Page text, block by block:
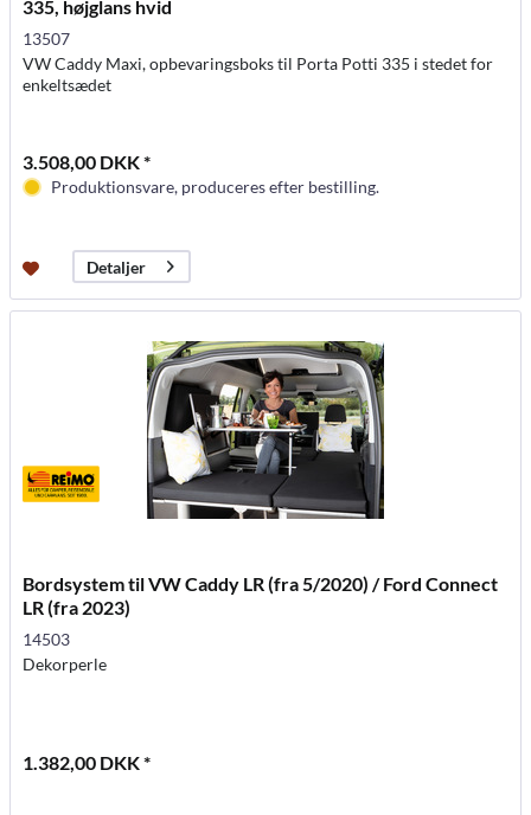
335, højglans hvid
13507
VW Caddy Maxi, opbevaringsboks til Porta Potti 335 i stedet for
enkeltsædet
3.508,00 DKK *
Produktionsvare, produceres efter bestilling.
Detaljer
Bordsystem til VW Caddy LR (fra 5/2020) / Ford Connect
LR (fra 2023)
14503
Dekorperle
1.382,00 DKK *